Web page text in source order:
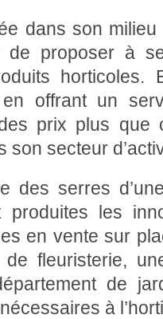
dans son milieu
de proposer à
offrant un
prix plus que
son secteur
des serres
les
en vente sur
fleuristerie,
de
à